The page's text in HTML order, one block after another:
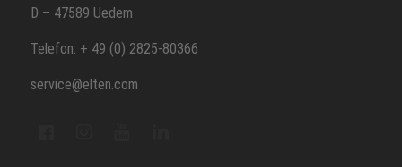
D – 47589 Uedem
Telefon: + 49 (0) 2825-80366
service@elten.com